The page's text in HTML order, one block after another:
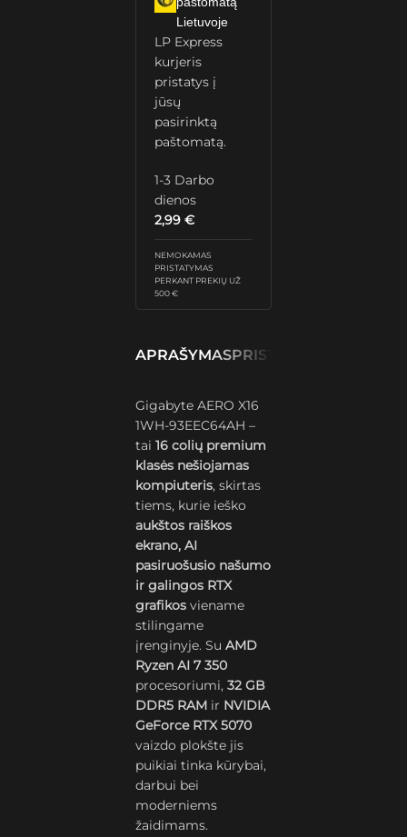
Lietuvoje
LP Express
kurjeris
pristatys į
jūsų
pasirinktą
paštomatą.
1-3 Darbo
dienos
2,99€
NEMOKAMAS
PRISTATYMAS
PERKANT PREKIŲ UŽ
500 €
APRAŠYMASPRISTATYMAS IR
Gigabyte AERO X16
1WH-93EEC64AH –
tai16 colių premium
klasės nešiojamas
kompiuteris, skirtas
tiems, kurie ieško
aukštos raiškos
ekrano, AI
pasiruošusio našumo
ir galingos RTX
grafikos viename
stilingame
įrenginyje. SuAMD
Ryzen AI 7 350
procesoriumi,32 GB
DDR5 RAM ir NVIDIA
GeForce RTX 5070
vaizdo plokšte jis
puikiai tinka kūrybai,
darbui bei
moderniems
žaidimams.